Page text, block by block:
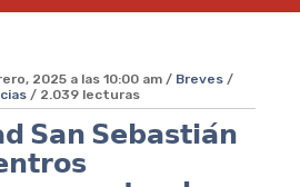
2025 a las 10:00 am / Breves /
/ 2.039 lecturas
𝗦𝗮𝗻 𝗦𝗲𝗯𝗮𝘀𝘁𝗶𝗮́𝗻